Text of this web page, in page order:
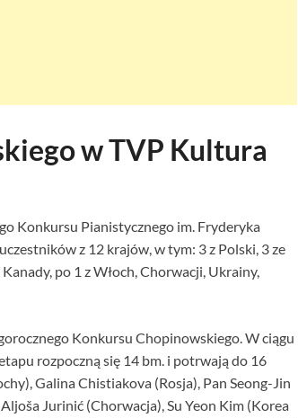
w TVP Kultura
Konkursu Pianistycznego im. Fryderyka
z 12 krajów, w tym: 3 z Polski, 3 ze
po 1 z Włoch, Chorwacji, Ukrainy,
Konkursu Chopinowskiego. W ciągu
rozpoczną się 14 bm. i potrwają do 16
Galina Chistiakova (Rosja), Pan Seong-Jin
Jurinić (Chorwacja), Su Yeon Kim (Korea